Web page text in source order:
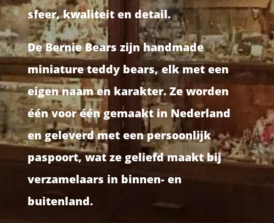
sfeer, kwaliteit en detail.
De Bernie Bears zijn handmade
miniature teddy bears, elk met een
eigen naam en karakter. Ze worden
één voor één gemaakt in Nederland
en geleverd met een persoonlijk
paspoort, wat ze geliefd maakt bij
verzamelaars in binnen- en
buitenland.